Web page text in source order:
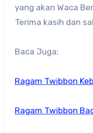
yang akan Waca
Terima kasih dan
Baca Juga:
Ragam Twibbon
Ragam Twibbon